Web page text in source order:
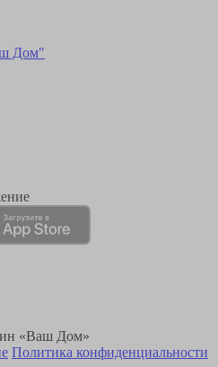
Дом"
«Ваш Дом»
Политика конфиденциальности